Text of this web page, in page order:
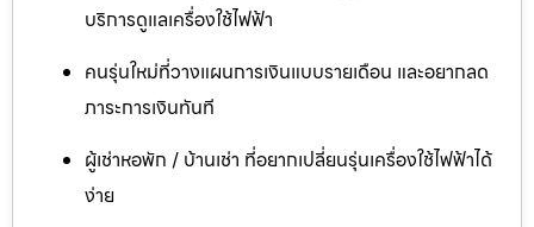
บริการดูแลเครื่องใช้ไฟฟ้า
คนรุ่นใหม่ที่วางแผนการเงินแบบรายเดือน และอยากลด
ภาระการเงินทันที
ผู้เช่าหอพัก / บ้านเช่า ที่อยากเปลี่ยนรุ่นเครื่องใช้ไฟฟ้าได้
ง่าย